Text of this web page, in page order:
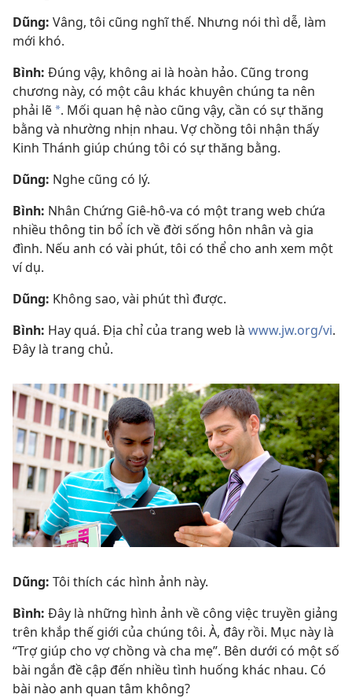
Dũng: Vâng, tôi cũng nghĩ thế. Nhưng nói thì dễ, làm
mới khó.
Bình: Đúng vậy, không ai là hoàn hảo. Cũng trong
chương này, có một câu khác khuyên chúng ta nên
phải lẽ *. Mối quan hệ nào cũng vậy, cần có sự thăng
bằng và nhường nhịn nhau. Vợ chồng tôi nhận thấy
Kinh Thánh giúp chúng tôi có sự thăng bằng.
Dũng: Nghe cũng có lý.
Bình: Nhân Chứng Giê-hô-va có một trang web chứa
nhiều thông tin bổ ích về đời sống hôn nhân và gia
đình. Nếu anh có vài phút, tôi có thể cho anh xem một
ví dụ.
Dũng: Không sao, vài phút thì được.
Bình: Hay quá. Địa chỉ của trang web là www.jw.org/vi.
Đây là trang chủ.
Dũng: Tôi thích các hình ảnh này.
Bình: Đây là những hình ảnh về công việc truyền giảng
trên khắp thế giới của chúng tôi. À, đây rồi. Mục này là
“Trợ giúp cho vợ chồng và cha mẹ”. Bên dưới có một số
bài ngắn đề cập đến nhiều tình huống khác nhau. Có
bài nào anh quan tâm không?